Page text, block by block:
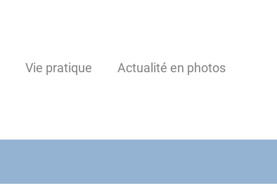
Vie pratique Actualité en photos